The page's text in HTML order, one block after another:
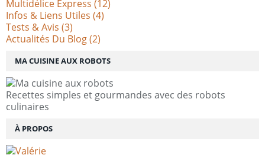
MA CUISINE AUX ROBOTS
Recettes simples et gourmandes avec des robots
culinaires
À PROPOS
Multidélice Express (12)
Infos & Liens Utiles (4)
Tests & Avis (3)
Actualités Du Blog(2)